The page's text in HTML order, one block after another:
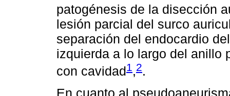
patogénesis de la disección
lesión parcial del surco
separación del endocardio
izquierda a lo largo del anillo
con cavidad1,2.
En cuanto al